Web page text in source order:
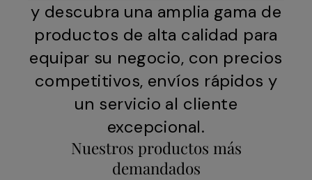
y descubra una amplia gama de
productos de alta calidad para
equipar su negocio, con precios
competitivos, envíos rápidos y
un servicio al cliente
excepcional.
Nuestros productos más
demandados